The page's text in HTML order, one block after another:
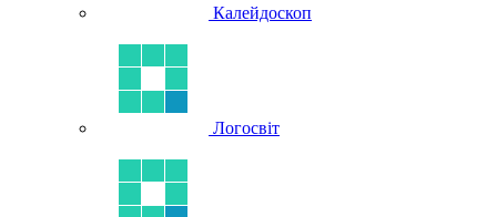
Калейдоскоп
Логосвіт